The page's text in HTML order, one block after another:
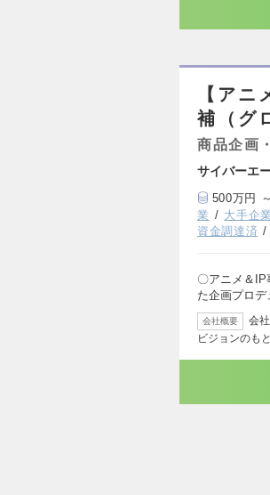
【ア
補（グ
商品企画
サイバーエ
500万円
業
大手企業
資金調達済
〇アニメ＆
た企画プロ
会社概要
会
ビジョンのも